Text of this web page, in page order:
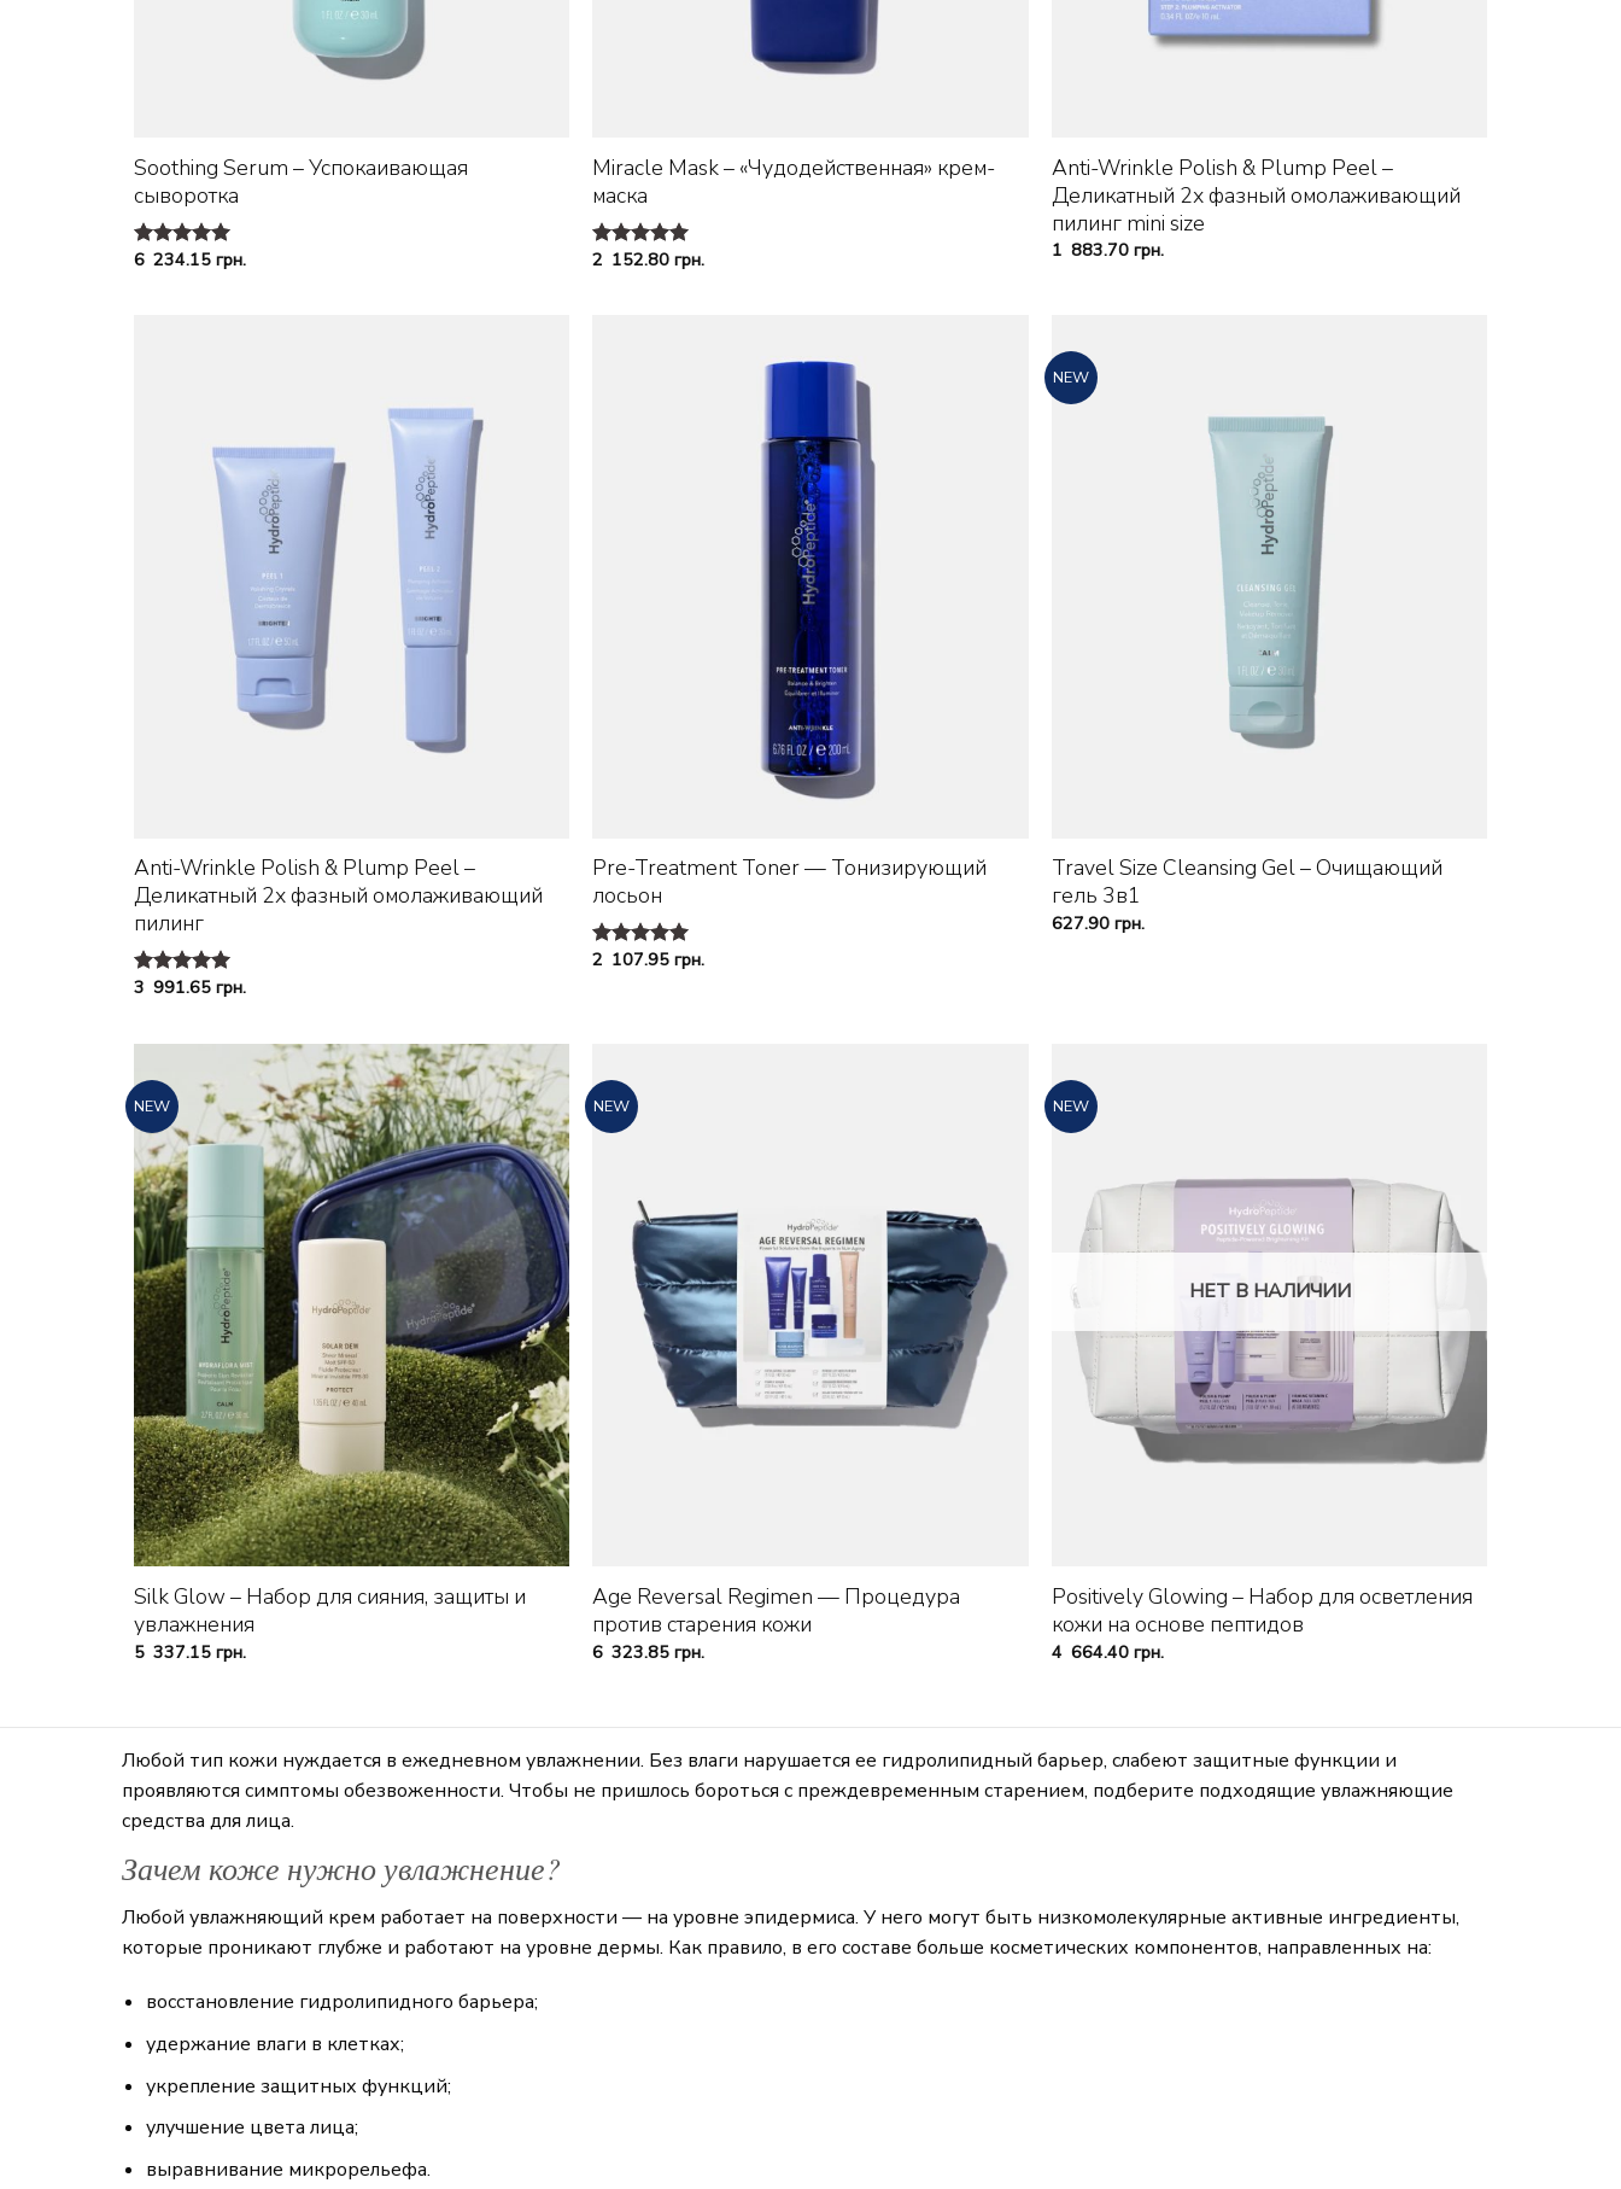
Soothing Serum – Успокаивающая
сыворотка
Оценка
6 234.15 грн.
Miracle Mask – «Чудодейственная» крем-
маска
Оценка
2 152.80грн.
Anti-Wrinkle Polish & Plump Peel –
Деликатный 2х фазный омолаживающий
пилинг mini size
1 883.70грн.
Anti-Wrinkle Polish & Plump Peel –
Деликатный 2х фазный омолаживающий
пилинг
Оценка
3 991.65 грн.
Pre-Treatment Toner — Тонизирующий
лосьон
Оценка
2 107.95грн.
NEW
Travel Size Cleansing Gel – Очищающий
гель 3в1
627.90грн.
NEW
+
Silk Glow – Набор для сияния, защиты и
увлажнения
5 337.15 грн.
NEW
Age Reversal Regimen — Процедура
против старения кожи
6 323.85грн.
NEW
НЕТ В НАЛИЧИИ
Positively Glowing – Набор для осветления
кожи на основе пептидов
4 664.40грн.
Любой тип кожи нуждается в ежедневном увлажнении. Без влаги нарушается ее гидролипидный барьер, слабеют защитные функции и
проявляются симптомы обезвоженности. Чтобы не пришлось бороться с преждевременным старением, подберите подходящие увлажняющие
средства для лица.
Зачем коже нужно увлажнение?
Любой увлажняющий крем работает на поверхности — на уровне эпидермиса. У него могут быть низкомолекулярные активные ингредиенты,
которые проникают глубже и работают на уровне дермы. Как правило, в его составе больше косметических компонентов, направленных на:
восстановление гидролипидного барьера;
удержание влаги в клетках;
укрепление защитных функций;
улучшение цвета лица;
выравнивание микрорельефа.